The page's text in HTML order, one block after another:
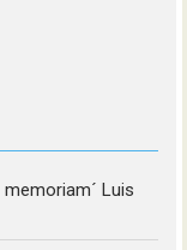
memoriam´ Luis